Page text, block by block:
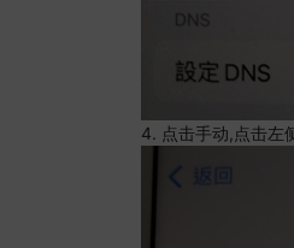
4. 点击手动,点击左